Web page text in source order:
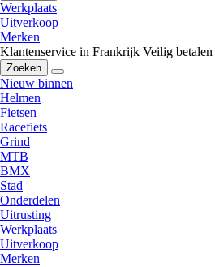
Werkplaats
Uitverkoop
Merken
Klantenservice in Frankrijk Veilig betalen
Zoeken
Nieuw binnen
Helmen
Fietsen
Racefiets
Grind
MTB
BMX
Stad
Onderdelen
Uitrusting
Werkplaats
Uitverkoop
Merken